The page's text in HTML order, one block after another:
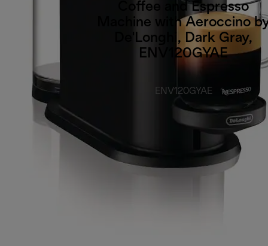
Coffee and Espresso
Machine with Aeroccino
De'Longhi, Dark Gray,
ENV120GYAE
ENV120GYAE